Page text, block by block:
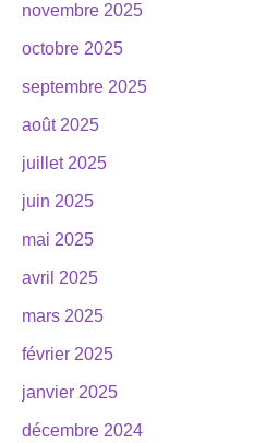
novembre 2025
octobre 2025
septembre 2025
août 2025
juillet 2025
juin 2025
mai 2025
avril 2025
mars 2025
février 2025
janvier 2025
décembre 2024